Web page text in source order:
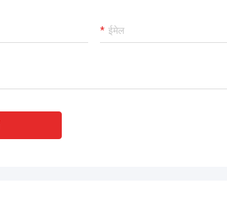
जीवन में दोस्त बनकर भी खुश हूं।